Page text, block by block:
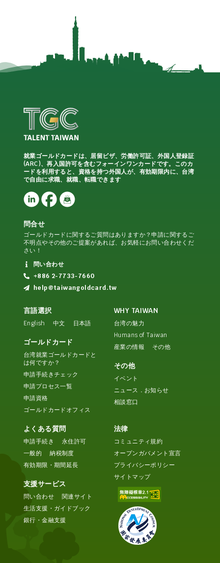
就業ゴールドカードは、居留ビザ、労働許可証、外国人登録証
(ARC)、再入国許可を含むフォーインワンカードです。このカ
ードを利用すると、資格を持つ外国人が、有効期限内に、台湾
で自由に求職、就職、転職できます
問合せ
ゴールドカードに関するご質問はありますか？申請に関するご
不明点やその他のご提案があれば、お気軽にお問い合わせくだ
さい！
問い合わせ
+886 2-7733-7660
help@taiwangoldcard.tw
言語選択
English 中文 日本語
ゴールドカード
台湾就業ゴールドカードと
は何ですか？
申請手続きチェック
申請プロセス一覧
申請資格
ゴールドカードオフィス
WHY TAIWAN
台湾の魅力
Humans of Taiwan
産業の情報
その他
その他
イベント
ニュース．お知らせ
相談窓口
よくある質問
申請手続き
永住許可
一般的
納税制度
有効期限・期間延長
支援サービス
問い合わせ
関連サイト
生活支援・ガイドブック
銀行・金融支援
法律
コミュニティ規約
オープンガバメント宣言
プライバシーポリシー
サイトマップ